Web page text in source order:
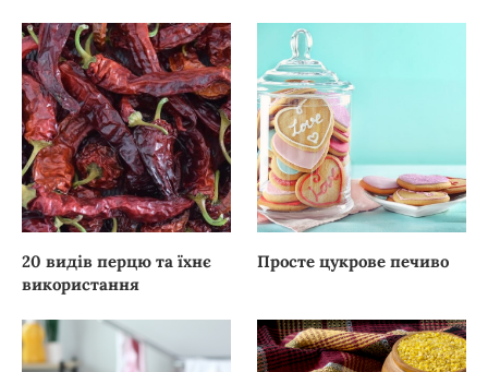
20 видів перцю та їхнє
використання
Просте цукрове печиво